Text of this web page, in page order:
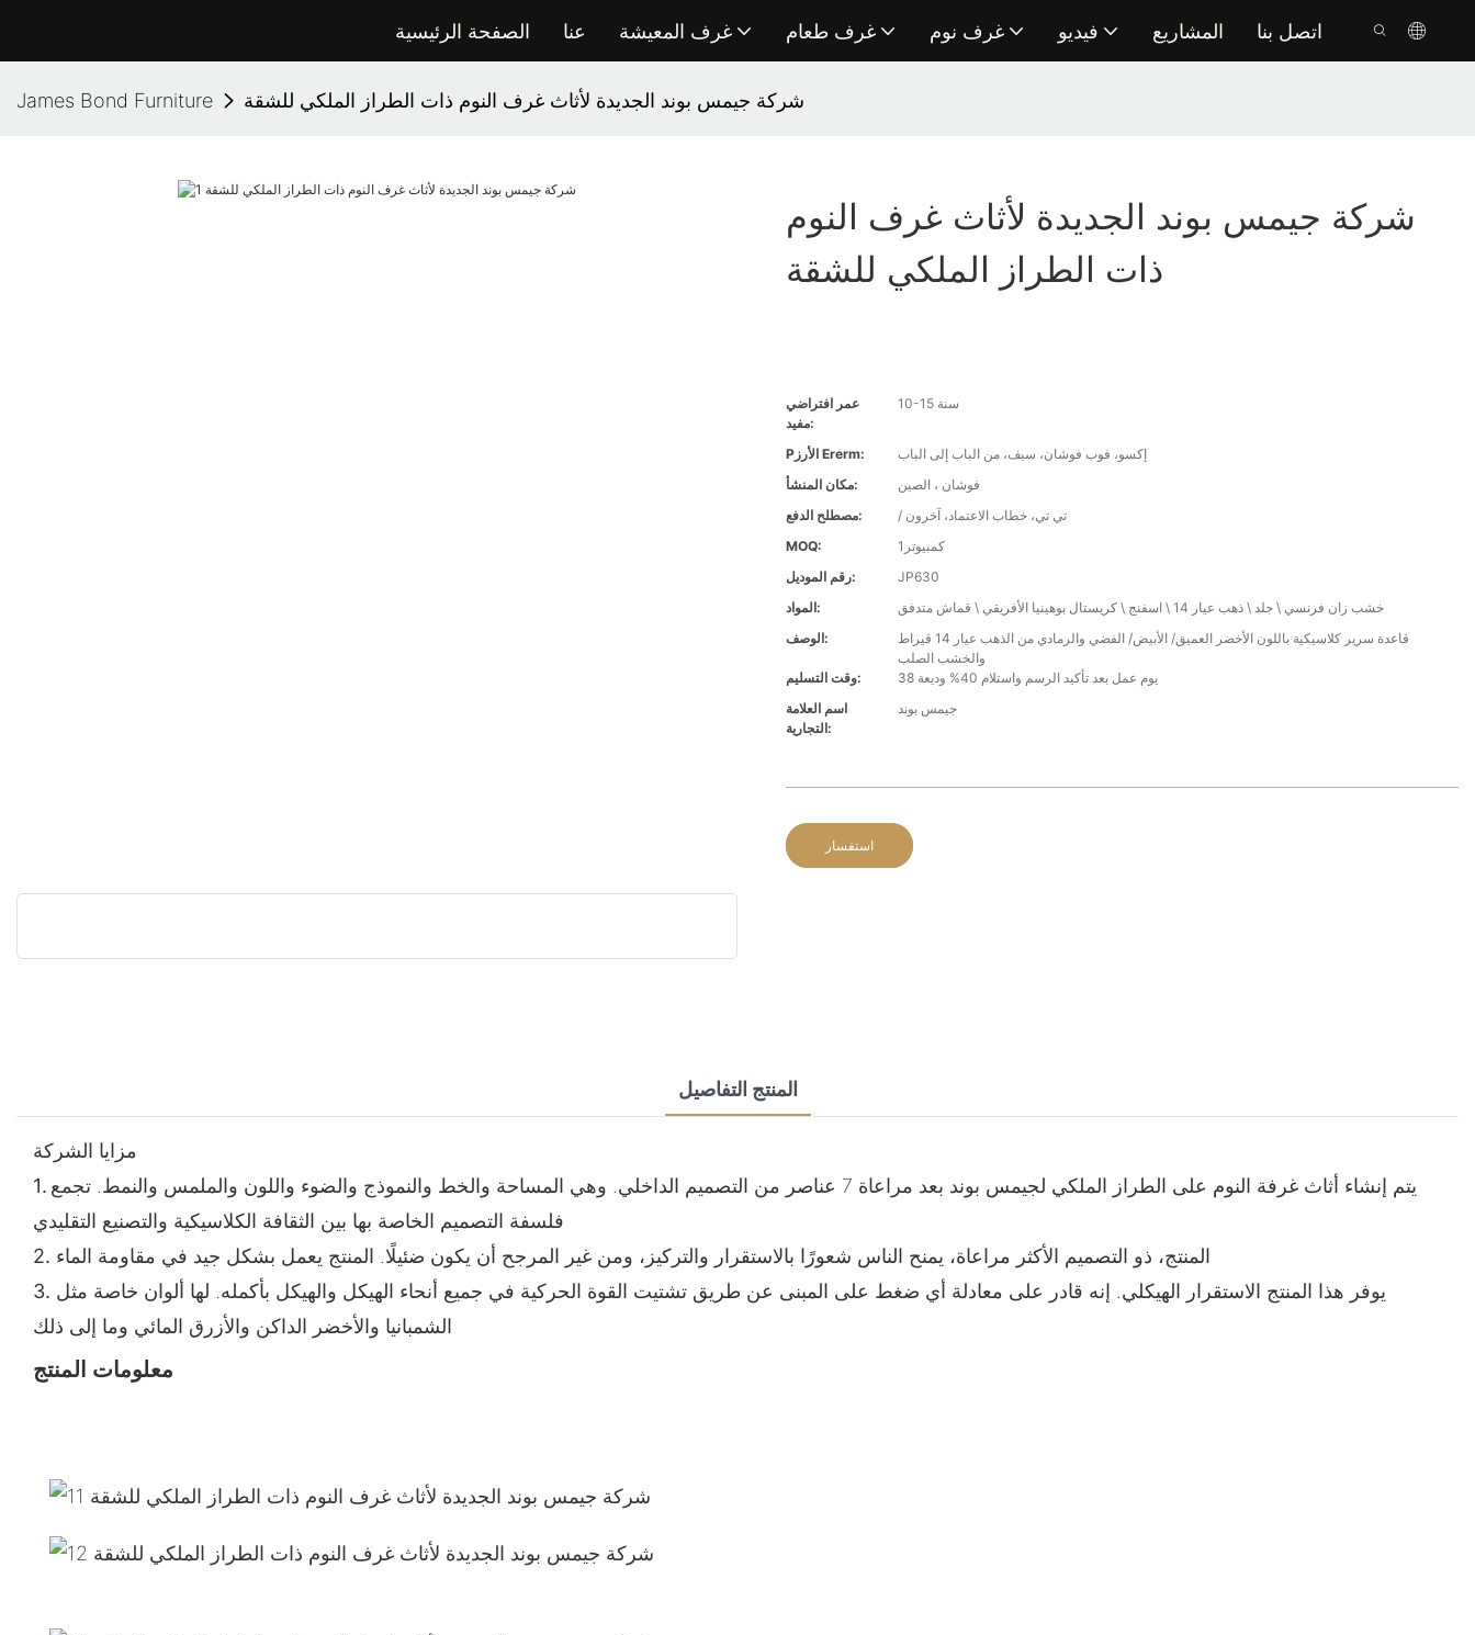
الصفحة الرئيسية عنا غرف المعيشة غرف طعام غرف نوم فيديو المشاريع اتصل بنا
James Bond Furniture شركة جيمس بوند الجديدة لأثاث غرف النوم ذات الطراز الملكي للشقة
شركة جيمس بوند الجديدة لأثاث غرف النوم
ذات الطراز الملكي للشقة
عمر افتراضي
مفيد:
10-15 سنة
Pالأرز Ererm:
إكسو، فوب فوشان، سيف، من الباب إلى الباب
مكان المنشأ:
فوشان ، الصين
مصطلح الدفع:
/ تي تي، خطاب الاعتماد، آخرون
MOQ:
كمبيوتر1
رقم الموديل:
JP630
المواد:
خشب زان فرنسي \ جلد \ ذهب عيار 14 \ اسفنج \ كريستال بوهينيا الأفريقي \ قماش متدفق
الوصف:
قاعدة سرير كلاسيكية باللون الأخضر العميق/ الأبيض/ الفضي والرمادي من الذهب عيار 14 قيراط
والخشب الصلب
وقت التسليم:
38 يوم عمل بعد تأكيد الرسم واستلام 40% وديعة
اسم العلامة
التجارية:
جيمس بوند
استفسار
المنتج التفاصيل
مزايا الشركة
1. يتم إنشاء أثاث غرفة النوم على الطراز الملكي لجيمس بوند بعد مراعاة 7 عناصر من التصميم الداخلي. وهي المساحة والخط والنموذج والضوء واللون والملمس والنمط. تجمع
فلسفة التصميم الخاصة بها بين الثقافة الكلاسيكية والتصنيع التقليدي
2. المنتج، ذو التصميم الأكثر مراعاة، يمنح الناس شعورًا بالاستقرار والتركيز، ومن غير المرجح أن يكون ضئيلًا. المنتج يعمل بشكل جيد في مقاومة الماء
3. يوفر هذا المنتج الاستقرار الهيكلي. إنه قادر على معادلة أي ضغط على المبنى عن طريق تشتيت القوة الحركية في جميع أنحاء الهيكل والهيكل بأكمله. لها ألوان خاصة مثل
الشمبانيا والأخضر الداكن والأزرق المائي وما إلى ذلك
معلومات المنتج